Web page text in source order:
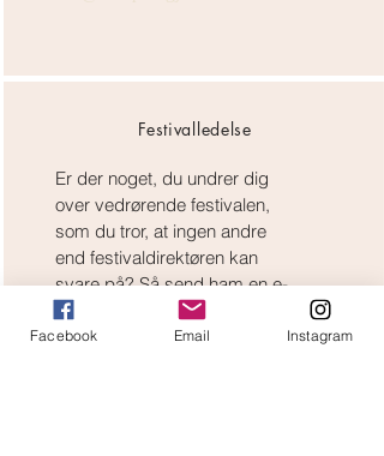
Festivalledelse
Er der noget, du undrer dig
over vedrørende festivalen,
som du tror, at ingen andre
end festivaldirektøren kan
svare på? Så send ham en e-
mail!
einar@liverpoolgjovik.no
Facebook Email Instagram